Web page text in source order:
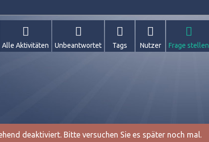
Alle Aktivitäten Unbeantwortet Tags Nutzer Frage stellen
deaktiviert. Bitte versuchen Sie es später noch mal.